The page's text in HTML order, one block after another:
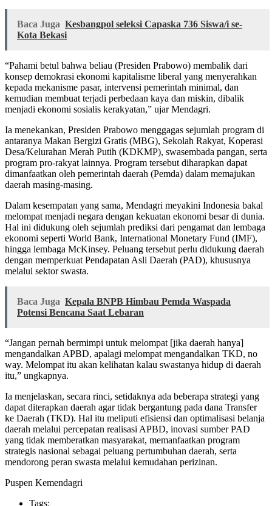
Baca Juga Kesbangpol seleksi Capaska 736 Siswa/i se-
Kota Bekasi
“Pahami betul bahwa beliau (Presiden Prabowo) membalik dari
konsep demokrasi ekonomi kapitalisme liberal yang menyerahkan
kepada mekanisme pasar, intervensi pemerintah minimal, dan
kemudian membuat terjadi perbedaan kaya dan miskin, dibalik
menjadi ekonomi sosialis kerakyatan,” ujar Mendagri.
Ia menekankan, Presiden Prabowo menggagas sejumlah program di
antaranya Makan Bergizi Gratis (MBG), Sekolah Rakyat, Koperasi
Desa/Kelurahan Merah Putih (KDKMP), swasembada pangan, serta
program pro-rakyat lainnya. Program tersebut diharapkan dapat
dimanfaatkan oleh pemerintah daerah (Pemda) dalam memajukan
daerah masing-masing.
Dalam kesempatan yang sama, Mendagri meyakini Indonesia bakal
melompat menjadi negara dengan kekuatan ekonomi besar di dunia.
Hal ini didukung oleh sejumlah prediksi dari pengamat dan lembaga
ekonomi seperti World Bank, International Monetary Fund (IMF),
hingga lembaga McKinsey. Peluang tersebut perlu didukung daerah
dengan memperkuat Pendapatan Asli Daerah (PAD), khususnya
melalui sektor swasta.
Baca Juga Kepala BNPB Himbau Pemda Waspada
Potensi Bencana Saat Lebaran
“Jangan pernah bermimpi untuk melompat [jika daerah hanya]
mengandalkan APBD, apalagi melompat mengandalkan TKD, no
way. Melompat itu akan kelihatan kalau swastanya hidup di daerah
itu,” ungkapnya.
Ia menjelaskan, secara rinci, setidaknya ada beberapa strategi yang
dapat diterapkan daerah agar tidak bergantung pada dana Transfer
ke Daerah (TKD). Hal itu meliputi efisiensi dan optimalisasi belanja
daerah melalui percepatan realisasi APBD, inovasi sumber PAD
yang tidak memberatkan masyarakat, memanfaatkan program
strategis nasional sebagai peluang pertumbuhan daerah, serta
mendorong peran swasta melalui kemudahan perizinan.
Puspen Kemendagri
Tags: